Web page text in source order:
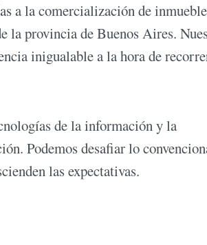
a la comercialización de
la provincia de Buenos Aires.
inigualable a la hora de
de la información y la
Podemos desafiar lo
las expectativas.